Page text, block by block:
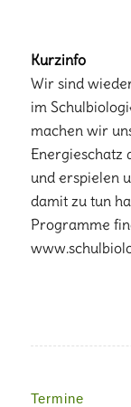
Kurzinfo
Wir sind
im
machen wir
Energieschatz
und erspielen
damit zu tun
Programme
Termine